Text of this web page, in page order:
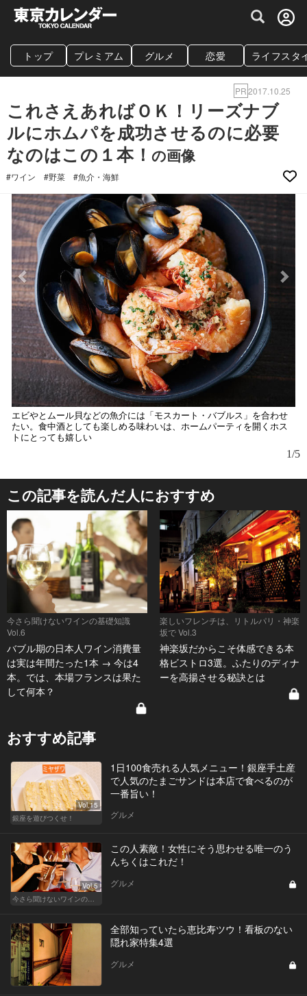
グルメ情報・プレミアムレストラン予約
トップ プレミアム グルメ 恋愛 ライフスタ
PR2017.10.25
これさえあればＯＫ！リーズナブ
ルにホムパを成功させるのに必要
なのはこの１本！の画像
#ワイン #野菜 #魚介・海鮮
エビやとムール貝などの魚介には「モスカート・バブルス」を合わせ
たい。食中酒としても楽しめる味わいは、ホームパーティを開くホス
トにとっても嬉しい
1/5
この記事を読んだ人におすすめ
今さら聞けないワインの基礎知識
Vol.6
バブル期の日本人ワイン消費量
は実は年間たった1本 → 今は4
本。では、本場フランスは果た
して何本？
楽しいフレンチは、リトルパリ・神楽
坂で Vol.3
神楽坂だからこそ体感できる本
格ビストロ3選。ふたりのディナ
ーを高揚させる秘訣とは
おすすめ記事
Vol.15
銀座を遊びつくせ！
1日100食売れる人気メニュー！銀座手土産
で人気のたまごサンドは本店で食べるのが
一番旨い！
グルメ
Vol.5
今さら聞けないワインの基礎知識
この人素敵！女性にそう思わせる唯一のう
んちくはこれだ！
グルメ
全部知っていたら恵比寿ツウ！看板のない
隠れ家特集4選
グルメ